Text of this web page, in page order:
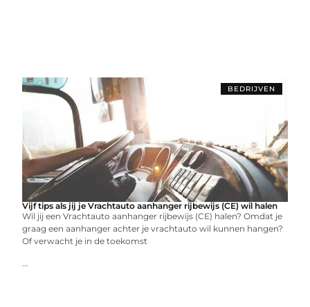
BEDRIJVEN
Vijf tips als jij je Vrachtauto aanhanger rijbewijs (CE) wil halen
Wil jij een Vrachtauto aanhanger rijbewijs (CE) halen? Omdat je
graag een aanhanger achter je vrachtauto wil kunnen hangen?
Of verwacht je in de toekomst
...